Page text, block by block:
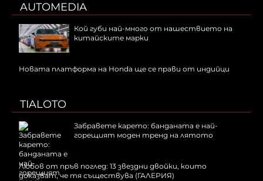
AUTOMEDIA
Кой губи най-много от нашествието на
китайските марки
Новата платформа на Honda ще се прави от индийци
TIALOTO
Забравете карето: банданата е най-
горещият моден тренд на лятото
Любов от пръв поглед: 13 звездни двойки, които
доказват, че тя съществува (ГАЛЕРИЯ)